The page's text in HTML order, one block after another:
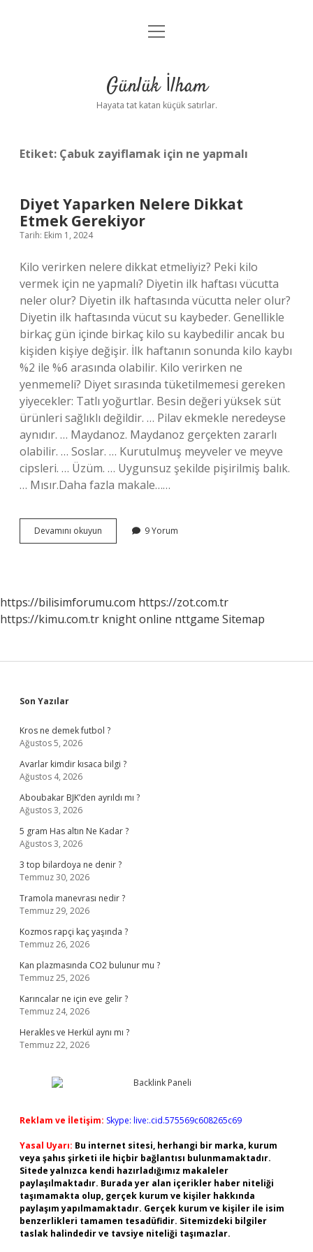
Anasayfa
Yasal Uyarı
menüyü
Günlük İlham
Hayata tat katan küçük satırlar.
Etiket: Çabuk zayiflamak için ne yapmalı
Diyet Yaparken Nelere Dikkat
Etmek Gerekiyor
Tarih: Ekim 1, 2024
Kilo verirken nelere dikkat etmeliyiz? Peki kilo
vermek için ne yapmalı? Diyetin ilk haftası vücutta
neler olur? Diyetin ilk haftasında vücutta neler olur?
Diyetin ilk haftasında vücut su kaybeder. Genellikle
birkaç gün içinde birkaç kilo su kaybedilir ancak bu
kişiden kişiye değişir. İlk haftanın sonunda kilo kaybı
%2 ile %6 arasında olabilir. Kilo verirken ne
yenmemeli? Diyet sırasında tüketilmemesi gereken
yiyecekler: Tatlı yoğurtlar. Besin değeri yüksek süt
ürünleri sağlıklı değildir. … Pilav ekmekle neredeyse
aynıdır. … Maydanoz. Maydanoz gerçekten zararlı
olabilir. … Soslar. … Kurutulmuş meyveler ve meyve
cipsleri. … Üzüm. … Uygunsuz şekilde pişirilmiş balık.
… Mısır.Daha fazla makale……
Devamını okuyun
Yaparken
9 Yorum
https://bilisimforumu.com https://zot.com.tr
https://kimu.com.tr knight online nttgame Sitemap
Sidebar
Son Yazılar
Kros ne demek futbol ?
Ağustos 5, 2026
Avarlar kimdir kısaca bilgi ?
Ağustos 4, 2026
Aboubakar BJK’den ayrıldı mı ?
Ağustos 3, 2026
5 gram Has altın Ne Kadar ?
Ağustos 3, 2026
3 top bilardoya ne denir ?
Temmuz 30, 2026
Tramola manevrası nedir ?
Temmuz 29, 2026
Kozmos rapçi kaç yaşında ?
Temmuz 26, 2026
Kan plazmasında CO2 bulunur mu ?
Temmuz 25, 2026
Karıncalar ne için eve gelir ?
Temmuz 24, 2026
Herakles ve Herkül aynı mı ?
Temmuz 22, 2026
Reklam ve İletişim: Skype: live:.cid.575569c608265c69
Yasal Uyarı: Bu internet sitesi, herhangi bir marka, kurum
veya şahıs şirketi ile hiçbir bağlantısı bulunmamaktadır.
Sitede yalnızca kendi hazırladığımız makaleler
paylaşılmaktadır. Burada yer alan içerikler haber niteliği
taşımamakta olup, gerçek kurum ve kişiler hakkında
paylaşım yapılmamaktadır. Gerçek kurum ve kişiler ile isim
benzerlikleri tamamen tesadüfidir. Sitemizdeki bilgiler
taslak halindedir ve tavsiye niteliği taşımazlar.